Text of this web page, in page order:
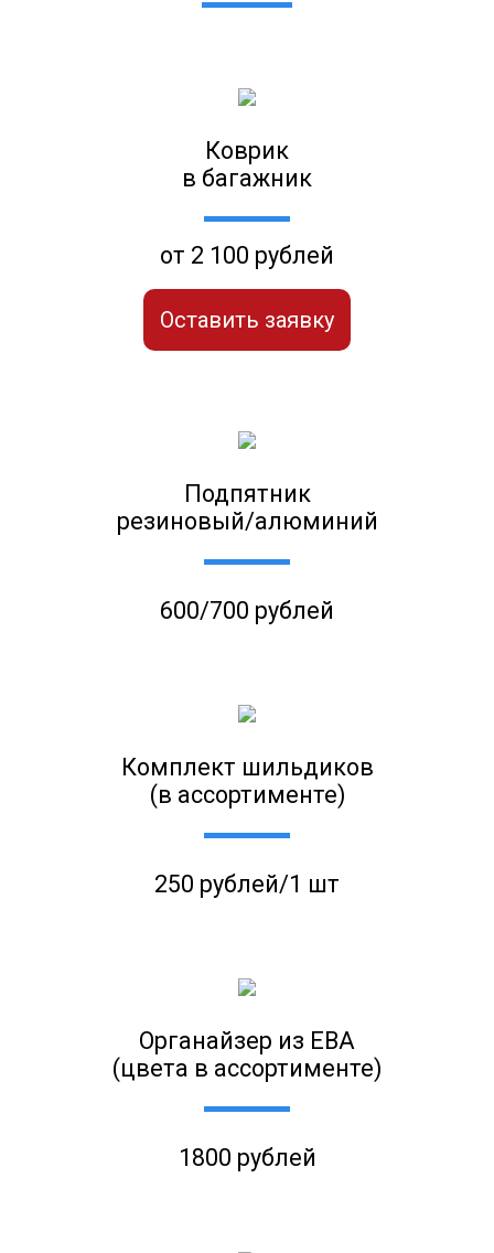
Коврик
в багажник
от 2 100 рублей
Оставить заявку
Подпятник
резиновый/алюминий
600/700 рублей
Комплект шильдиков
(в ассортименте)
250 рублей/1 шт
Органайзер из ЕВА
(цвета в ассортименте)
1800 рублей